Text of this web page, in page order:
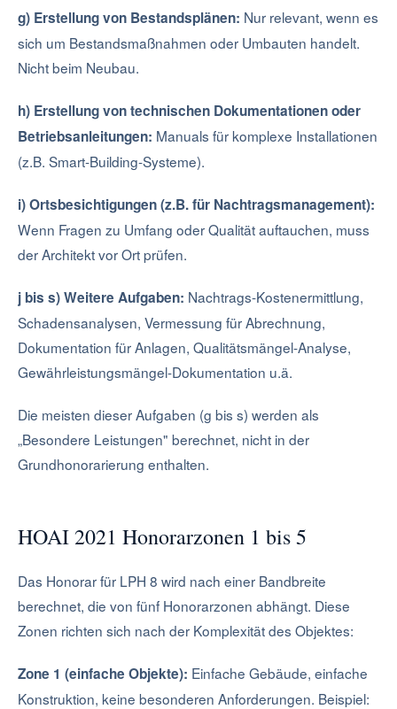
g) Erstellung von Bestandsplänen: Nur relevant, wenn es
sich um Bestandsmaßnahmen oder Umbauten handelt.
Nicht beim Neubau.
h) Erstellung von technischen Dokumentationen oder
Betriebsanleitungen: Manuals für komplexe Installationen
(z.B. Smart-Building-Systeme).
i) Ortsbesichtigungen (z.B. für Nachtragsmanagement):
Wenn Fragen zu Umfang oder Qualität auftauchen, muss
der Architekt vor Ort prüfen.
j bis s) Weitere Aufgaben: Nachtrags-Kostenermittlung,
Schadensanalysen, Vermessung für Abrechnung,
Dokumentation für Anlagen, Qualitätsmängel-Analyse,
Gewährleistungsmängel-Dokumentation u.ä.
Die meisten dieser Aufgaben (g bis s) werden als
„Besondere Leistungen" berechnet, nicht in der
Grundhonorarierung enthalten.
HOAI 2021 Honorarzonen 1 bis 5
Das Honorar für LPH 8 wird nach einer Bandbreite
berechnet, die von fünf Honorarzonen abhängt. Diese
Zonen richten sich nach der Komplexität des Objektes:
Zone 1 (einfache Objekte): Einfache Gebäude, einfache
Konstruktion, keine besonderen Anforderungen. Beispiel: